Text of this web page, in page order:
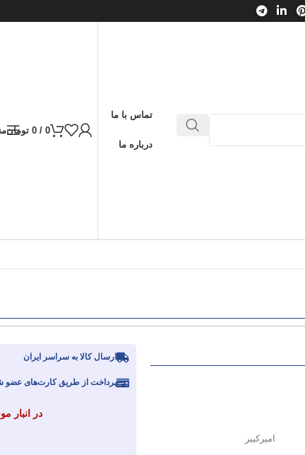
تماس با ما
درباره ما
0
/
0 تومان
امیرکبیر
ارسال کالا به سراسر ایران
پرداخت از طریق کارت‌های عضو
در انبار